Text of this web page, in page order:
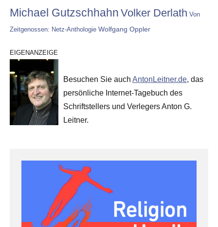
Michael Gutzschhahn Volker Derlath Von
Zeitgenossen: Netz-Anthologie Wolfgang Oppler
EIGENANZEIGE
Besuchen Sie auch AntonLeitner.de, das
persönliche Internet-Tagebuch des
Schriftstellers und Verlegers Anton G.
Leitner.